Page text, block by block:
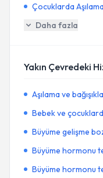
Çocuklarda
Daha fazla
Yakın Çevredeki
Aşılama ve
Bebek ve
Büyüme gelişme
Büyüme hormonu
Büyüme hormonu